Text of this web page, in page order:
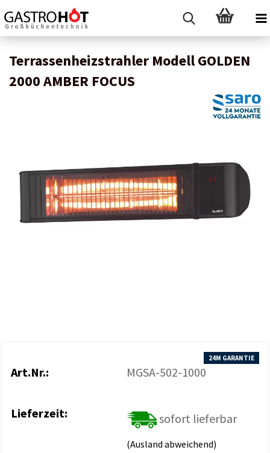
Terrassenheizstrahler Modell GOLDEN
2000 AMBER FOCUS
24M GARANTIE
Art.Nr.: MGSA-502-1000
Lieferzeit: sofort lieferbar
(Ausland abweichend)